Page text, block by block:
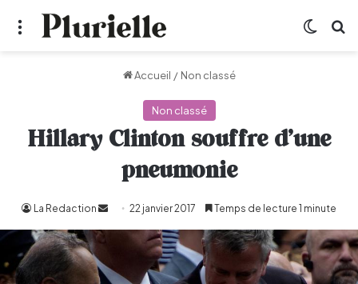
Menu
Accueil / Non classé
Non classé
Hillary Clinton souffre d’une
pneumonie
La Redaction
Envoyer
un
courriel
22 janvier 2017 Temps de lecture 1 minute